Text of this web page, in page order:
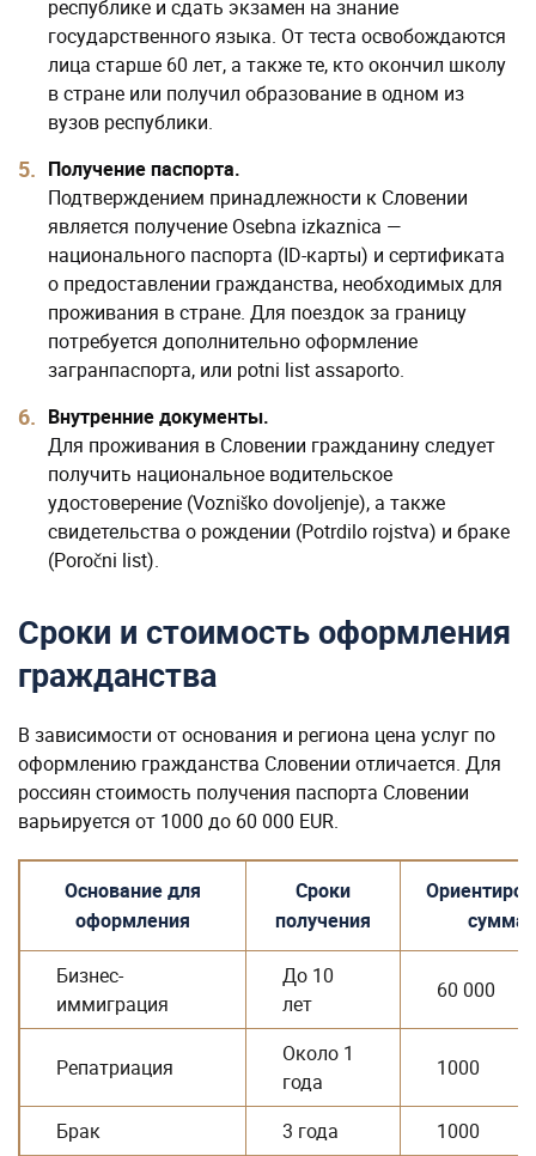
республике и сдать экзамен на знание
государственного языка. От теста освобождаются
лица старше 60 лет, а также те, кто окончил школу
в стране или получил образование в одном из
вузов республики.
Получение паспорта.
Подтверждением принадлежности к Словении
является получение Osebna izkaznica —
национального паспорта (ID-карты) и сертификата
о предоставлении гражданства, необходимых для
проживания в стране. Для поездок за границу
потребуется дополнительно оформление
загранпаспорта, или potni list assaporto.
Внутренние документы.
Для проживания в Словении гражданину следует
получить национальное водительское
удостоверение (Vozniško dovoljenje), а также
свидетельства о рождении (Potrdilo rojstva) и браке
(Poročni list).
Сроки и стоимость оформления
гражданства
В зависимости от основания и региона цена услуг по
оформлению гражданства Словении отличается. Для
россиян стоимость получения паспорта Словении
варьируется от 1000 до 60 000 EUR.
Основание для
оформления
Сроки
получения
сумма,
Бизнес-
иммиграция
До 10
лет
60 000
Репатриация
Около 1
года
1000
Брак 3 года
1000